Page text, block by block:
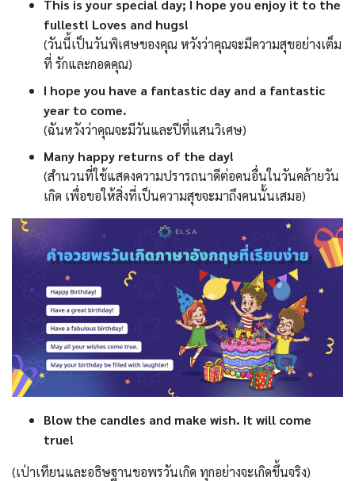
This is your special day; I hope you enjoy it to the
fullest! Loves and hugs!
(วันนี้เป็นวันพิเศษของคุณ หวังว่าคุณจะมีความสุขอย่างเต็ม
ที่ รักและกอดคุณ)
I hope you have a fantastic day and a fantastic
year to come.
(ฉันหวังว่าคุณจะมีวันและปีที่แสนวิเศษ)
Many happy returns of the day!
(สำนวนที่ใช้แสดงความปรารถนาดีต่อคนอื่นในวันคล้ายวัน
เกิด เพื่อขอให้สิ่งที่เป็นความสุขจะมาถึงคนนั้นเสมอ)
Blow the candles and make wish. It will come
true!
(เป่าเทียนและอธิษฐานขอพรวันเกิด ทุกอย่างจะเกิดขึ้นจริง)